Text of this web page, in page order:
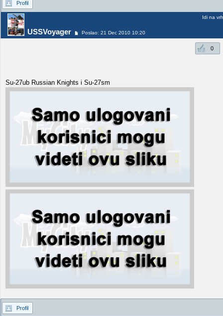
Profil
USSVoyager Poslao: 21 Dec 2010 10:20
Idi na vrh
0
Su-27ub Russian Knights i Su-27sm
Profil